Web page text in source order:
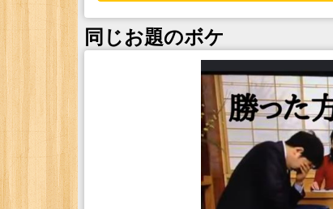
同じお題のボケ